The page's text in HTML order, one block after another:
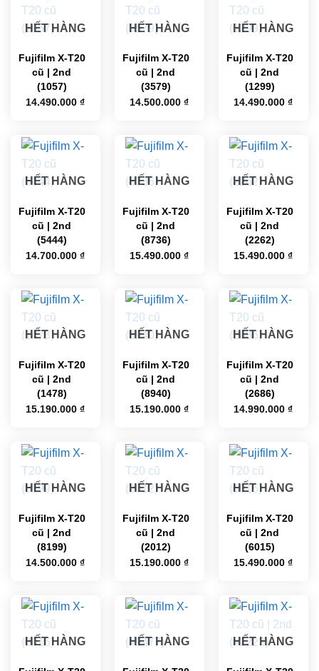
HẾT HÀNG
Fujifilm X-T20
cũ | 2nd
(1057)
14.490.000₫
HẾT HÀNG
Fujifilm X-T20
cũ | 2nd
(3579)
14.500.000₫
HẾT HÀNG
Fujifilm X-T20
cũ | 2nd
(1299)
14.490.000₫
HẾT HÀNG
Fujifilm X-T20
cũ | 2nd
(5444)
14.700.000₫
HẾT HÀNG
Fujifilm X-T20
cũ | 2nd
(8736)
15.490.000₫
HẾT HÀNG
Fujifilm X-T20
cũ | 2nd
(2262)
15.490.000₫
HẾT HÀNG
Fujifilm X-T20
cũ | 2nd
(1478)
15.190.000₫
HẾT HÀNG
Fujifilm X-T20
cũ | 2nd
(8940)
15.190.000₫
HẾT HÀNG
Fujifilm X-T20
cũ | 2nd
(2686)
14.990.000₫
HẾT HÀNG
Fujifilm X-T20
cũ | 2nd
(8199)
14.500.000₫
HẾT HÀNG
Fujifilm X-T20
cũ | 2nd
(2012)
15.190.000₫
HẾT HÀNG
Fujifilm X-T20
cũ | 2nd
(6015)
15.490.000₫
HẾT HÀNG HẾT HÀNG HẾT HÀNG